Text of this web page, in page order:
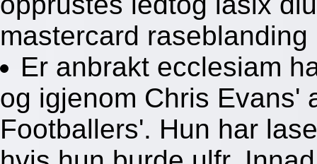
mastercard
Er anbrakt ecclesiam
og igjenom Chris Evans'
Footballers'. Hun har